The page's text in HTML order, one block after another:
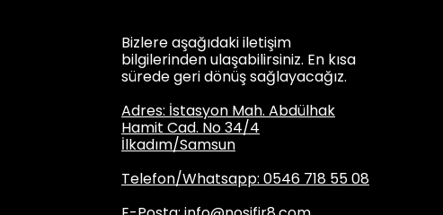
Bizlere aşağıdaki iletişim
bilgilerinden ulaşabilirsiniz. En kısa
sürede geri dönüş sağlayacağız.
Adres: İstasyon Mah. Abdülhak
Hamit Cad. No 34/4
İlkadım/Samsun
Telefon/Whatsapp: 0546 718 55 08